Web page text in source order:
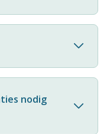
nodig